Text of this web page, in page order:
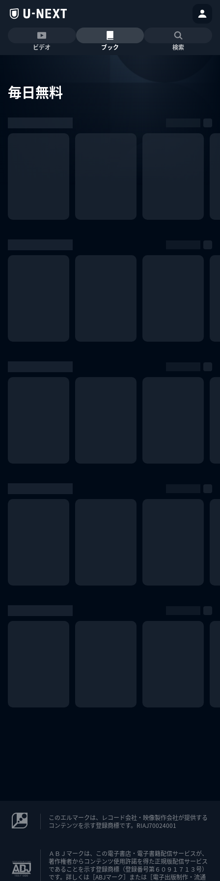
ビデオ ブック 検索
毎日無料
このエルマークは、レコード会社・映像製作会社が提供する
コンテンツを示す登録商標です。RIAJ70024001
ＡＢＪマークは、この電子書店・電子書籍配信サービスが、
著作権者からコンテンツ使用許諾を得た正規版配信サービス
であることを示す登録商標（登録番号第６０９１７１３号）
です。詳しくは［ABJマーク］または［電子出版制作・流通